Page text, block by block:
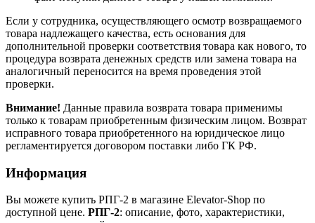
Если у сотрудника, осуществляющего осмотр возвращаемого
товара надлежащего качества, есть основания для
дополнительной проверки соответствия товара как нового, то
процедура возврата денежных средств или замена товара на
аналогичный переносится на время проведения этой
проверки.
Внимание! Данные правила возврата товара применимы
только к товарам приобретенным физическим лицом. Возврат
исправного товара приобретенного на юридическое лицо
регламентируется договором поставки либо ГК РФ.
Информация
Вы можете купить РПГ-2 в магазине Elevator-Shop по
доступной цене. РПГ-2: описание, фото, характеристики,